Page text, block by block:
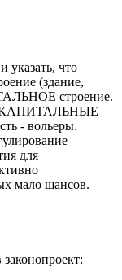
что
(здание,
строение.
- вольеры.
для
мало шансов.